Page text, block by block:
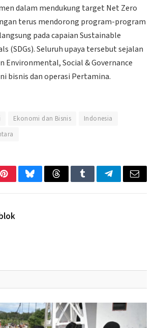
dalam mendukung target Net Zero
terus mendorong program-program
pada capaian Sustainable
(SDGs). Seluruh upaya tersebut sejalan
Environmental, Social & Governance
bisnis dan operasi Pertamina.
Ekonomi dan Bisnis
Indonesia
PinterestBlueskyThreadsTumblrTelegramEmail